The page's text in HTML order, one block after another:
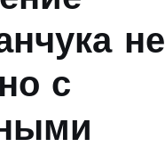
не
с